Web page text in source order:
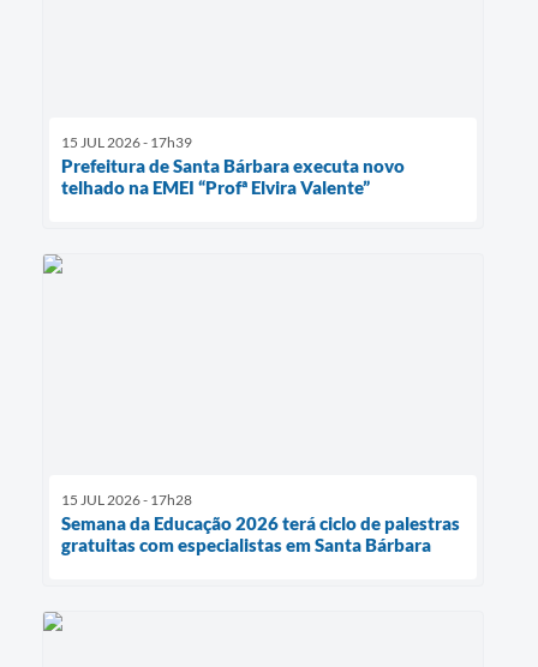
15 JUL 2026 - 17h39
Prefeitura de Santa Bárbara executa novo
telhado na EMEI “Profª Elvira Valente”
15 JUL 2026 - 17h28
Semana da Educação 2026 terá ciclo de palestras
gratuitas com especialistas em Santa Bárbara